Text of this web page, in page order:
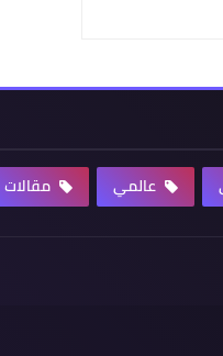
عالمي مقالات